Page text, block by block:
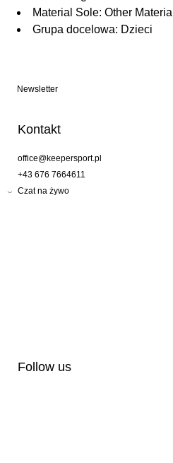
Material Sole: Other Material
Grupa docelowa: Dzieci
Newsletter
Kontakt
office@keepersport.pl
+43 676 7664611
Czat na żywo
Follow us